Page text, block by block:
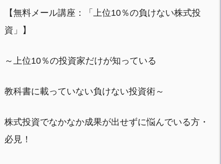
【無料メール講座：「上位10％の負けない株式投
資」】
～上位10％の投資家だけが知っている
教科書に載っていない負けない投資術～
株式投資でなかなか成果が出せずに悩んでいる方・
必見！